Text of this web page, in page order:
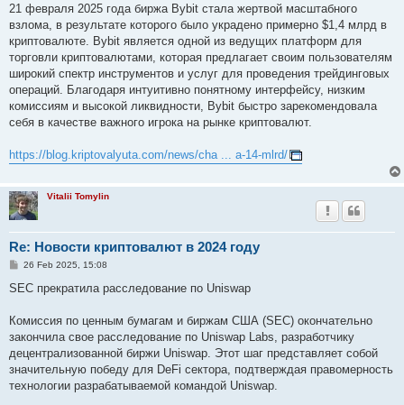
21 февраля 2025 года биржа Bybit стала жертвой масштабного
взлома, в результате которого было украдено примерно $1,4 млрд в
криптовалюте. Bybit является одной из ведущих платформ для
торговли криптовалютами, которая предлагает своим пользователям
широкий спектр инструментов и услуг для проведения трейдинговых
операций. Благодаря интуитивно понятному интерфейсу, низким
комиссиям и высокой ликвидности, Bybit быстро зарекомендовала
себя в качестве важного игрока на рынке криптовалют.
https://blog.kriptovalyuta.com/news/cha ... a-14-mlrd/
Vitalii Tomylin
Re: Новости криптовалют в 2024 году
P
s
26 Feb 2025, 15:08
SEC прекратила расследование по Uniswap
Комиссия по ценным бумагам и биржам США (SEC) окончательно
закончила свое расследование по Uniswap Labs, разработчику
децентрализованной биржи Uniswap. Этот шаг представляет собой
значительную победу для DeFi сектора, подтверждая правомерность
технологии разрабатываемой командой Uniswap.